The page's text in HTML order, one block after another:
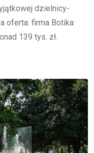
dzielnicy-
oferta: firma Botika
139 tys. zł.